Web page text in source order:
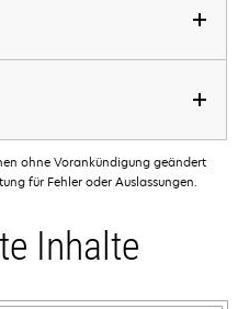
ohne Vorankündigung geändert
für Fehler oder Auslassungen.
Inhalte